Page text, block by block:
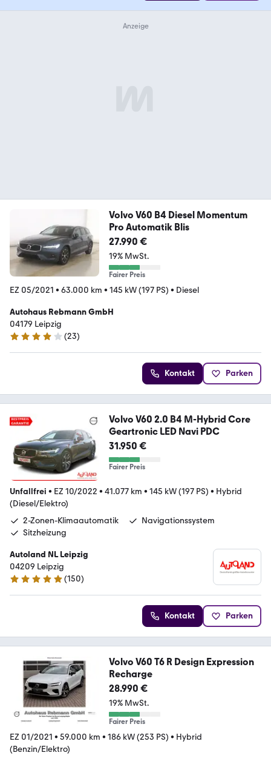
Volvo V60 B4 Diesel Momentum
Pro Automatik Blis
27.990 €
19% MwSt.
Fairer Preis
EZ 05/2021 • 63.000 km • 145 kW (197 PS) • Diesel
Autohaus Rebmann GmbH
04179 Leipzig
4.1 Sterne
(23)
Kontakt Parken
Volvo V60 2.0 B4 M-Hybrid Core
Geartronic LED Navi PDC
31.950 €
Fairer Preis
Unfallfrei • EZ 10/2022 • 41.077 km • 145 kW (197 PS) • Hybrid
(Diesel/Elektro)
2-Zonen-Klimaautomatik
Navigationssystem
Sitzheizung
Autoland NL Leipzig
04209 Leipzig
4.8 Sterne
(150)
Kontakt Parken
Volvo V60 T6 R Design Expression
Recharge
28.990 €
19% MwSt.
Fairer Preis
EZ 01/2021 • 59.000 km • 186 kW (253 PS) • Hybrid
(Benzin/Elektro)